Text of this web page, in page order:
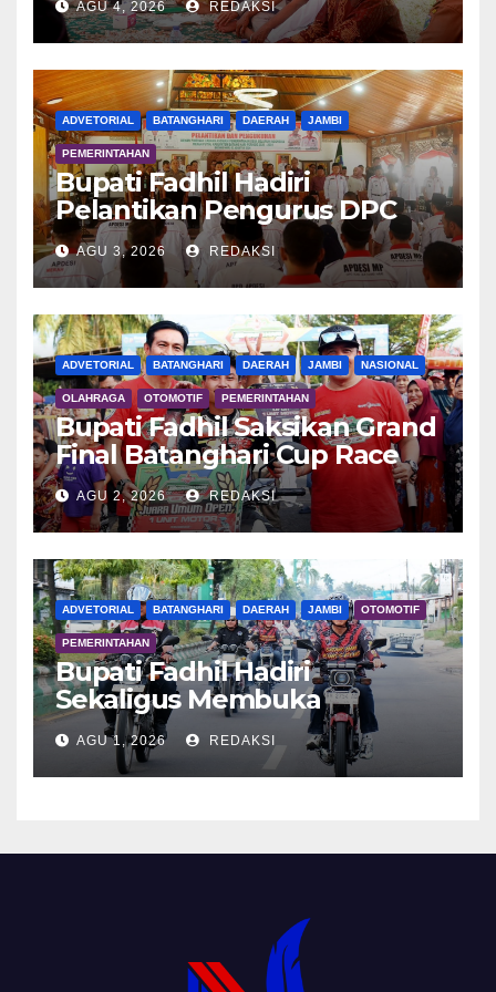
AGU 4, 2026 REDAKSI
ADVETORIAL BATANGHARI DAERAH JAMBI
PEMERINTAHAN
Bupati Fadhil Hadiri
Pelantikan Pengurus DPC
APDESI MP
AGU 3, 2026 REDAKSI
ADVETORIAL BATANGHARI DAERAH JAMBI NASIONAL
OLAHRAGA OTOMOTIF PEMERINTAHAN
Bupati Fadhil Saksikan Grand
Final Batanghari Cup Race
2026
AGU 2, 2026 REDAKSI
ADVETORIAL BATANGHARI DAERAH JAMBI OTOMOTIF
PEMERINTAHAN
Bupati Fadhil Hadiri
Sekaligus Membuka
Kegiatan Batanghari King
Club
AGU 1, 2026 REDAKSI